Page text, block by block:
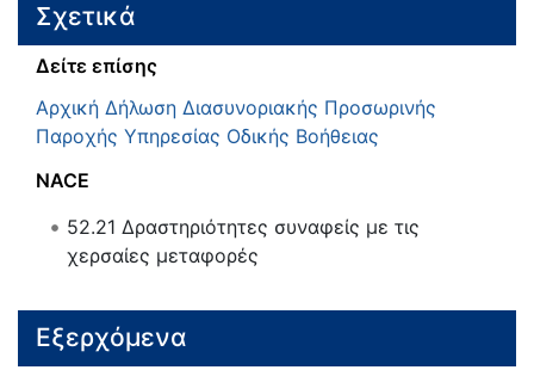
Σχετικά
Δείτε επίσης
Αρχική Δήλωση Διασυνοριακής Προσωρινής
Παροχής Υπηρεσίας Οδικής Βοήθειας
NACE
52.21 Δραστηριότητες συναφείς με τις
χερσαίες μεταφορές
Εξερχόμενα